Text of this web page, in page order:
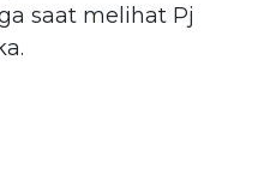
saat melihat Pj